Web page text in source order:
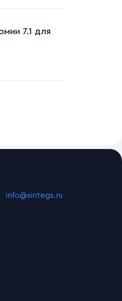
7.1 для
info@sintegs.ru